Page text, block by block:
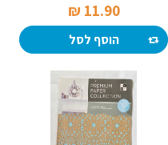
11.90 ₪‎
הוסף לסל